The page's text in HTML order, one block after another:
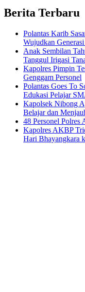
Berita Terbaru
Polantas Karib
Wujudkan
Anak Sembilan
Tanggul Irigasi
Kapolres Pimpin
Genggam Personel
Polantas Goes To
Edukasi Pelajar
Kapolsek Nibong
Belajar dan
48 Personel Polres
Kapolres AKBP
Hari Bhayangkara